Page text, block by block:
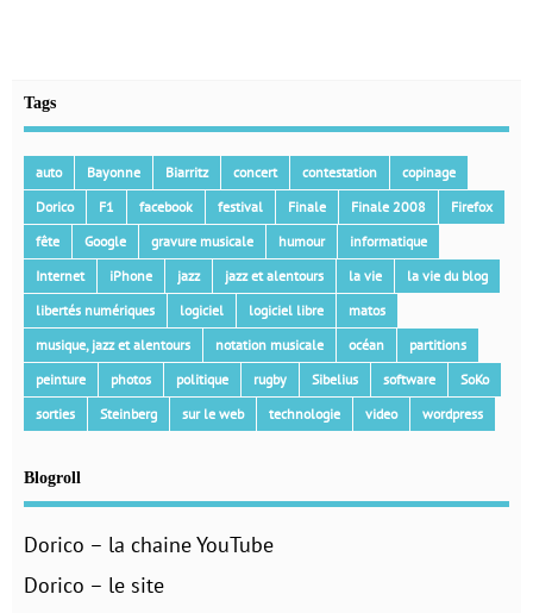
Tags
auto Bayonne Biarritz concert contestation
copinage
Dorico
F1 facebook festival Finale Finale 2008
Firefox
fête
Google gravure musicale humour
informatique
Internet
iPhone jazz jazz et alentours la vie
la vie du blog
libertés numériques
logiciel logiciel libre
matos
musique, jazz et alentours
notation musicale océan
partitions
peinture
photos politique rugby Sibelius software
SoKo
sorties
Steinberg sur le web technologie video wordpress
Blogroll
Dorico – la chaine YouTube
Dorico – le site